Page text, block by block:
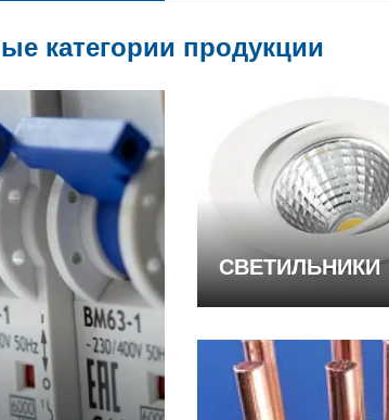
категории продукции
СВЕТИЛЬНИКИ